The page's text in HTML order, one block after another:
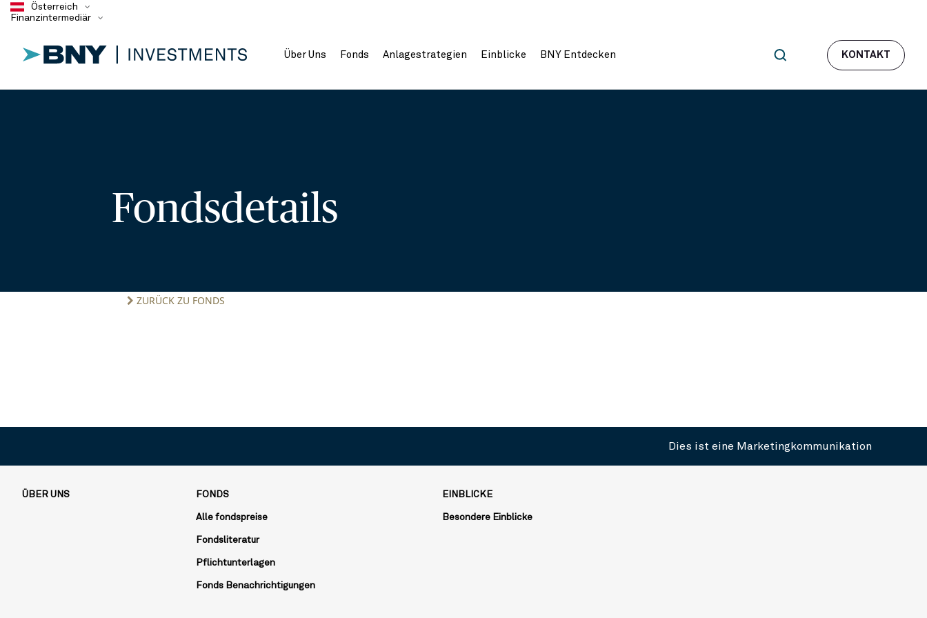
Österreich
Finanzintermediär
Über Uns Fonds Anlagestrategien Einblicke BNY Entdecken KONTAKT
Fondsdetails
ZURÜCK ZU FONDS
Dies ist eine Marketingkommunikation
ÜBER UNS FONDS
Alle fondspreise
Fondsliteratur
Pflichtunterlagen
Fonds Benachrichtigungen
EINBLICKE
Besondere Einblicke